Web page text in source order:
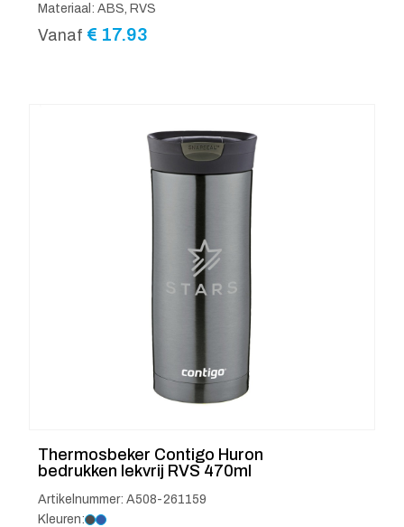
Materiaal: ABS, RVS
Vanaf € 17.93
Thermosbeker Contigo Huron
bedrukken lekvrij RVS 470ml
Artikelnummer: A508-261159
Kleuren: